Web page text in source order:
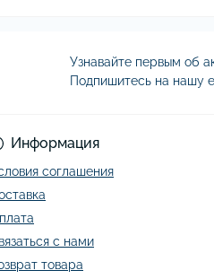
Узнавайте первым об
Подпишитесь на нашу
Информация
соглашения
с нами
товара